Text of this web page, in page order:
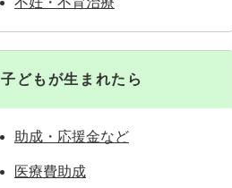
子どもが生まれたら
助成・応援金など
医療費助成